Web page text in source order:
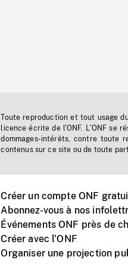
Toute reproduction et tout usage
licence écrite de l'ONF. L'ONF se
dommages-intérêts, contre toute
contenus sur ce site ou de toute
Créer un compte ONF
Abonnez-vous à nos
Événements ONF près de
Créer avec l’ONF
Organiser une projection